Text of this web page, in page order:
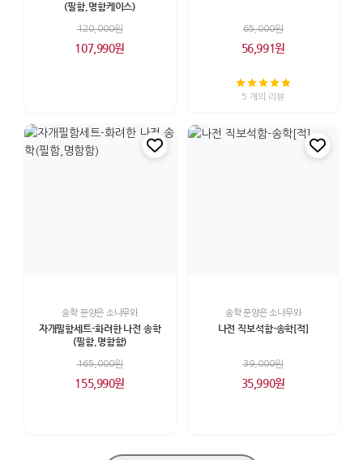
(필함,명함케이스)
120,000원
107,990원
65,000원
56,991원
5 개의 리뷰
송학 문양은 소나무와
자개필함세트-화려한 나전 송학
(필함,명함함)
165,000원
155,990원
송학 문양은 소나무와
나전 직보석함-송학[적]
39,000원
35,990원